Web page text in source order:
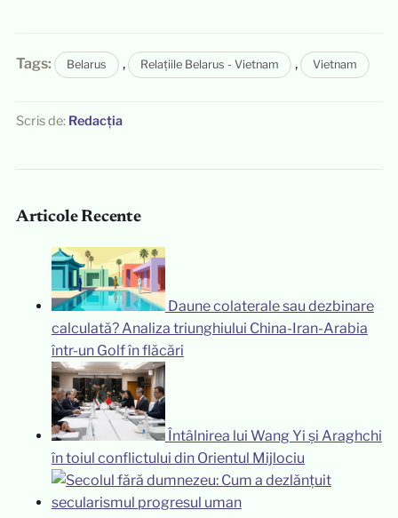
Tags: Belarus , Relațiile Belarus - Vietnam , Vietnam
Scris de: Redacția
Articole Recente
Daune colaterale sau dezbinare
calculată? Analiza triunghiului China-Iran-Arabia
într-un Golf în flăcări
Întâlnirea lui Wang Yi și Araghchi
în toiul conflictului din Orientul Mijlociu